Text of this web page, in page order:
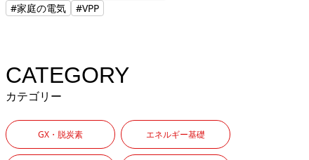
#家庭の電気
#VPP
CATEGORY
カテゴリー
GX・脱炭素 エネルギー基礎